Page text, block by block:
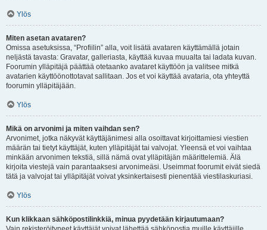
Ylös
Miten asetan avataren?
Omissa asetuksissa, “Profiilin” alla, voit lisätä avataren käyttämällä jotain
neljästä tavasta: Gravatar, galleriasta, käyttää kuvaa muualta tai ladata kuvan.
Foorumin ylläpitäjä päättää otetaanko avataret käyttöön ja valitsee mitkä
avatarien käyttöönottotavat sallitaan. Jos et voi käyttää avataria, ota yhteyttä
foorumin ylläpitäjään.
Ylös
Mikä on arvonimi ja miten vaihdan sen?
Arvonimet, jotka näkyvät käyttäjänimesi alla osoittavat kirjoittamiesi viestien
määrän tai tietyt käyttäjät, kuten ylläpitäjät tai valvojat. Yleensä et voi vaihtaa
minkään arvonimen tekstiä, sillä nämä ovat ylläpitäjän määrittelemiä. Älä
kirjoita viestejä vain parantaaksesi arvonimeäsi. Useimmat foorumit eivät siedä
tätä ja valvojat tai ylläpitäjät voivat yksinkertaisesti pienentää viestilaskuriasi.
Ylös
Kun klikkaan sähköpostilinkkiä, minua pyydetään kirjautumaan?